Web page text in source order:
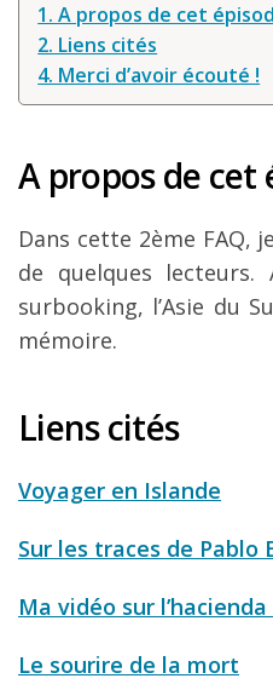
1. A propos de cet
2. Liens cités
4. Merci d’avoir écouté !
A propos de cet
Dans cette 2ème FAQ,
de quelques lecteurs.
surbooking, l’Asie du
mémoire.
Liens cités
Voyager en Islande
Sur les traces de Pablo
Ma vidéo sur
Le sourire de la mort